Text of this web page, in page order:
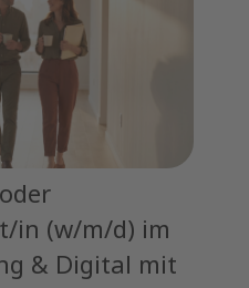
in (w/m/d) im
& Digital mit